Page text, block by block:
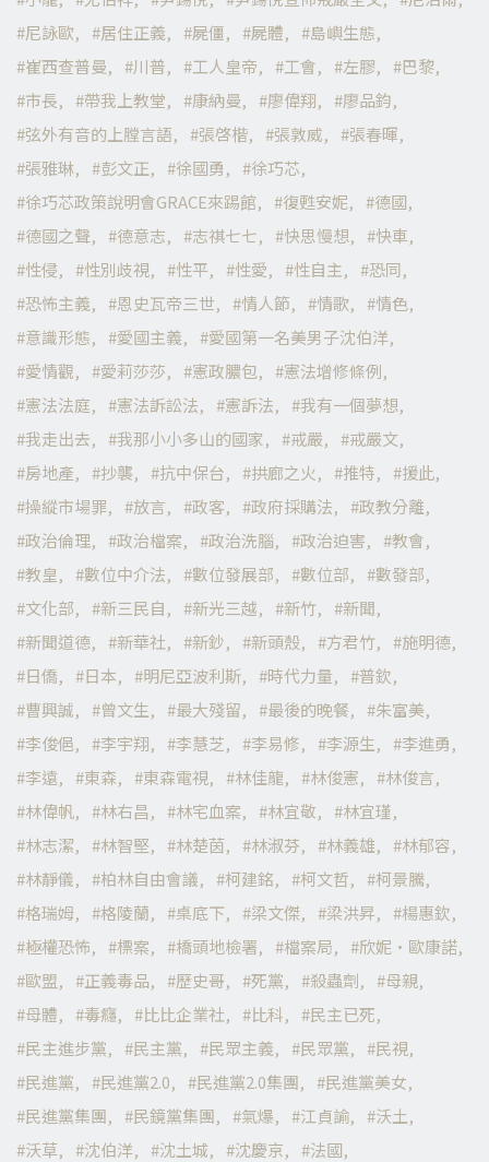
尼詠歐
居住正義 屍僵 屍體
島嶼生態
崔西查普曼
川普 工人皇帝 工會 左膠
巴黎
市長
帶我上教堂 康納曼 廖偉翔
廖品鈞
弦外有音的上膛言語
張啓楷 張敦威
張春暉
張雅琳
彭文正 徐國勇
徐巧芯
徐巧芯政策說明會GRACE來踢館
復甦安妮
德國
德國之聲
德意志 志祺七七 快思慢想
快車
性侵
性別歧視 性平 性愛 性自主
恐同
恐怖主義
恩史瓦帝三世 情人節 情歌
情色
意識形態
愛國主義
愛國第一名美男子沈伯洋
愛情觀
愛莉莎莎 憲政膿包
憲法增修條例
憲法法庭
憲法訴訟法 憲訴法
我有一個夢想
我走出去
我那小小多山的國家 戒嚴
戒嚴文
房地產
抄襲 抗中保台 拱廊之火 推特
援此
操縱市場罪
放言 政客 政府採購法
政教分離
政治倫理
政治檔案 政治洗腦 政治迫害
教會
教皇
數位中介法 數位發展部 數位部
數發部
文化部
新三民自 新光三越 新竹
新聞
新聞道德
新華社 新鈔 新頭殼 方君竹
施明德
日僑
日本 明尼亞波利斯 時代力量
普欽
曹興誠
曾文生 最大殘留 最後的晚餐
朱富美
李俊俋
李宇翔 李慧芝 李易修 李源生
李進勇
李遠
東森 東森電視 林佳龍 林俊憲
林俊言
林偉帆
林右昌 林宅血案 林宜敬
林宜瑾
林志潔
林智堅 林楚茵 林淑芬 林義雄
林郁容
林靜儀
柏林自由會議 柯建銘 柯文哲
柯景騰
格瑞姆
格陵蘭 桌底下 梁文傑 梁洪昇
楊惠欽
極權恐怖
標案 橋頭地檢署 檔案局
欣妮·歐康諾
歐盟
正義毒品 歷史哥 死黨 殺蟲劑
母親
母體
毒癮 比比企業社 比科
民主已死
民主進步黨
民主黨 民眾主義 民眾黨
民視
民進黨
民進黨2.0 民進黨2.0集團
民進黨美女
民進黨集團
民鏡黨集團 氣爆 江貞諭
沃土
沃草
沈伯洋 沈土城 沈慶京
法國